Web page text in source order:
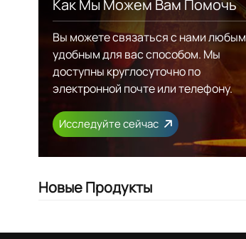
Как Мы Можем Вам Помочь
Вы можете связаться с нами любым
удобным для вас способом. Мы
доступны круглосуточно по
электронной почте или телефону.
Исследуйте сейчас
Новые Продукты